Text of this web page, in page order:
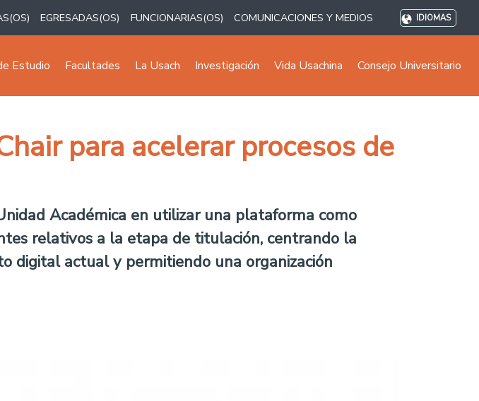
EGRESADAS(OS) FUNCIONARIAS(OS) COMUNICACIONES Y MEDIOS IDIOMAS
Estudio Facultades La Usach Investigación Vida Usachina Consejo Universitario
para acelerar procesos de
Académica en utilizar una plataforma como
relativos a la etapa de titulación, centrando la
digital actual y permitiendo una organización